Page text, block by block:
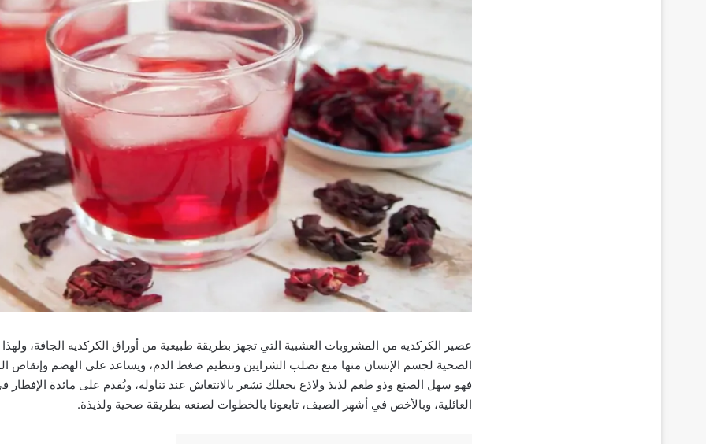
عصير الكركديه من المشروبات العشبية التي تجهز بطريقة طبيعية من أوراق الكركديه الجافة، ولهذا
الصحية لجسم الإنسان منها منع تصلب الشرايين وتنظيم ضغط الدم، ويساعد على الهضم وإنقاص
فهو سهل الصنع وذو طعم لذيذ ولاذع يجعلك تشعر بالانتعاش عند تناوله، ويُقدم على مائدة
العائلية، وبالأخص في أشهر الصيف، تابعونا بالخطوات لصنعه بطريقة صحية ولذيذة.